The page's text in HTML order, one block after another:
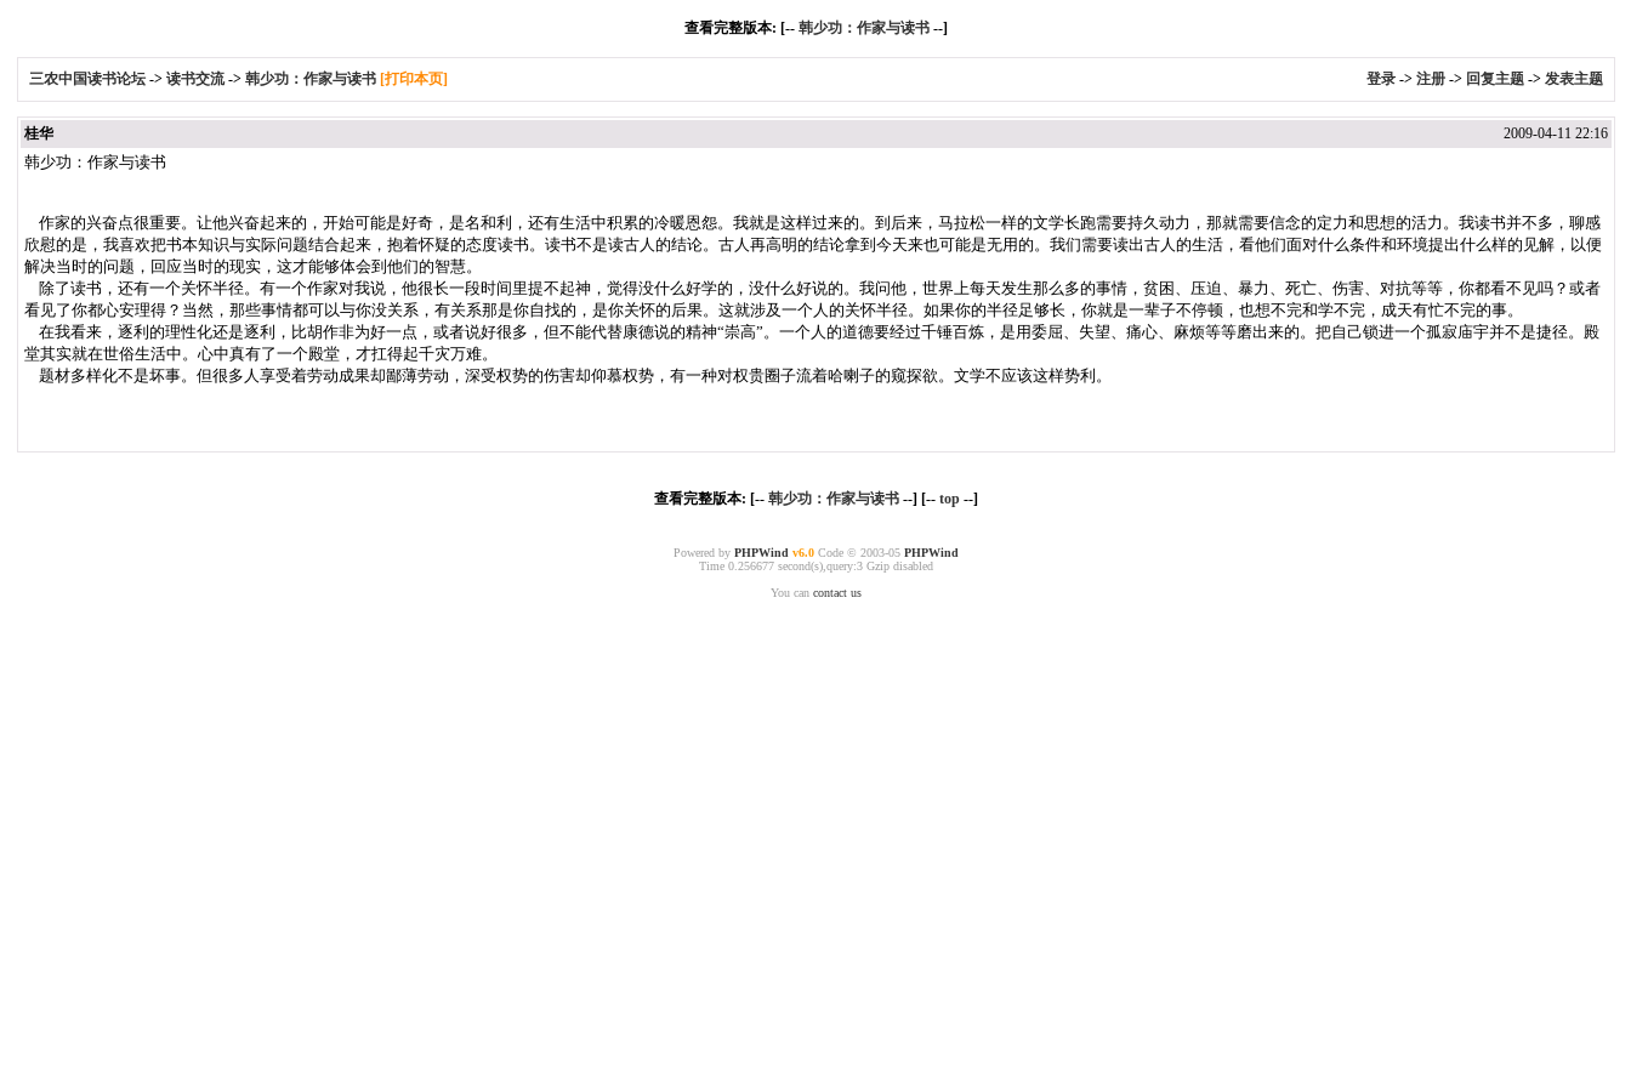
查看完整版本: [-- 韩少功：作家与读书--]
三农中国读书论坛 -> 读书交流-> 韩少功：作家与读书 [打印本页] 登录-> 注册-> 回复主题-> 发表主题
桂华 2009-04-11 22:16
韩少功：作家与读书
作家的兴奋点很重要。让他兴奋起来的，开始可能是好奇，是名和利，还有生活中积累的冷暖恩怨。我就是这样过来的。到后来，马拉松一样的文学长跑需要持久动力，那就需要信念的定力和思想的活力。我读书并不多，聊感
欣慰的是，我喜欢把书本知识与实际问题结合起来，抱着怀疑的态度读书。读书不是读古人的结论。古人再高明的结论拿到今天来也可能是无用的。我们需要读出古人的生活，看他们面对什么条件和环境提出什么样的见解，以便
解决当时的问题，回应当时的现实，这才能够体会到他们的智慧。
除了读书，还有一个关怀半径。有一个作家对我说，他很长一段时间里提不起神，觉得没什么好学的，没什么好说的。我问他，世界上每天发生那么多的事情，贫困、压迫、暴力、死亡、伤害、对抗等等，你都看不见吗？或者
看见了你都心安理得？当然，那些事情都可以与你没关系，有关系那是你自找的，是你关怀的后果。这就涉及一个人的关怀半径。如果你的半径足够长，你就是一辈子不停顿，也想不完和学不完，成天有忙不完的事。
在我看来，逐利的理性化还是逐利，比胡作非为好一点，或者说好很多，但不能代替康德说的精神“崇高”。一个人的道德要经过千锤百炼，是用委屈、失望、痛心、麻烦等等磨出来的。把自己锁进一个孤寂庙宇并不是捷径。殿
堂其实就在世俗生活中。心中真有了一个殿堂，才扛得起千灾万难。
题材多样化不是坏事。但很多人享受着劳动成果却鄙薄劳动，深受权势的伤害却仰慕权势，有一种对权贵圈子流着哈喇子的窥探欲。文学不应该这样势利。
查看完整版本: [-- 韩少功：作家与读书--] [-- top--]
Powered by PHPWind v6.0Code © 2003-05 PHPWind
Time 0.256677 second(s),query:3 Gzip disabled
You can contact us